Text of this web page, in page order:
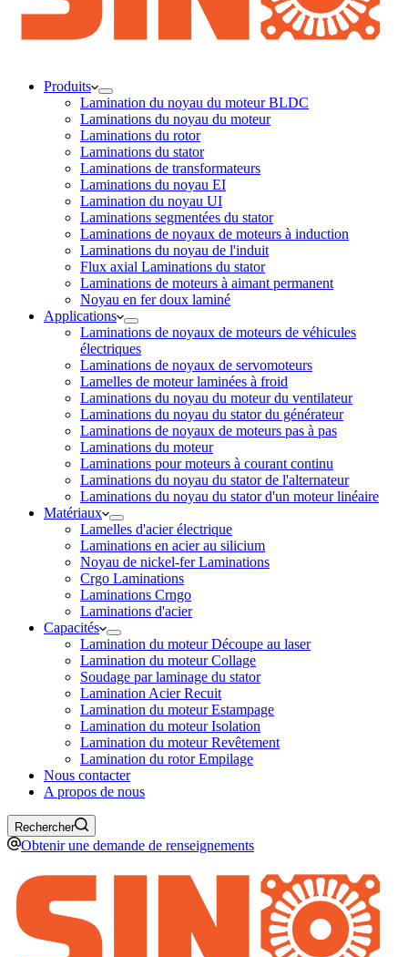
Produits
Lamination du noyau du moteur BLDC
Laminations du noyau du moteur
Laminations du rotor
Laminations du stator
Laminations de transformateurs
Laminations du noyau EI
Lamination du noyau UI
Laminations segmentées du stator
Laminations de noyaux de moteurs à induction
Laminations du noyau de l'induit
Flux axial Laminations du stator
Laminations de moteurs à aimant permanent
Noyau en fer doux laminé
Applications
Laminations de noyaux de moteurs de véhicules
électriques
Laminations de noyaux de servomoteurs
Lamelles de moteur laminées à froid
Laminations du noyau du moteur du ventilateur
Laminations du noyau du stator du générateur
Laminations de noyaux de moteurs pas à pas
Laminations du moteur
Laminations pour moteurs à courant continu
Laminations du noyau du stator de l'alternateur
Laminations du noyau du stator d'un moteur linéaire
Matériaux
Lamelles d'acier électrique
Laminations en acier au silicium
Noyau de nickel-fer Laminations
Crgo Laminations
Laminations Crngo
Laminations d'acier
Capacités
Lamination du moteur Découpe au laser
Lamination du moteur Collage
Soudage par laminage du stator
Lamination Acier Recuit
Lamination du moteur Estampage
Lamination du moteur Isolation
Lamination du moteur Revêtement
Lamination du rotor Empilage
Nous contacter
A propos de nous
Rechercher
Obtenir une demande de renseignements